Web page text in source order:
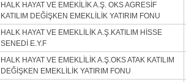
HALK HAYAT VE EMEKİLİK A.Ş. OKS AGRESİF
KATILIM DEĞİŞKEN EMEKLİLİK YATIRIM FONU
HALK HAYAT VE EMEKLİLİK A.Ş.KATILIM HİSSE
SENEDİ E.Y.F
HALK HAYAT VE EMEKLİLİK A.Ş.OKS ATAK KATILIM
DEĞİŞKEN EMEKLİLİK YATIRIM FONU